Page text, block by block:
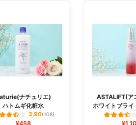
ナチュリエ)
ハトムギ化粧水
3.90(108)
¥458
ASTALIFT(ア
ホワイトブライ